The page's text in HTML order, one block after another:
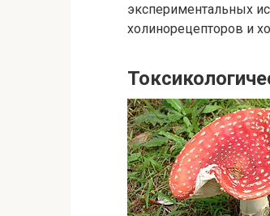
экспериментальных
холинорецепторов и